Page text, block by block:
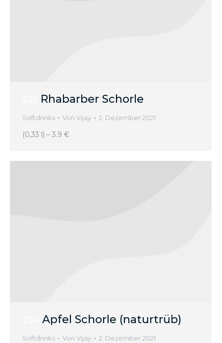
Rhabarber Schorle
Softdrinks Von Vijay 2. Dezember 2021
(0,33 l) – 3.9 €
Apfel Schorle (naturtrüb)
Softdrinks Von Vijay 2. Dezember 2021